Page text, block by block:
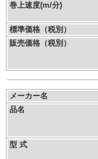
巻上速度(m/分)
標準価格（税別）
販売価格（税別）
メーカー名
品名
型 式